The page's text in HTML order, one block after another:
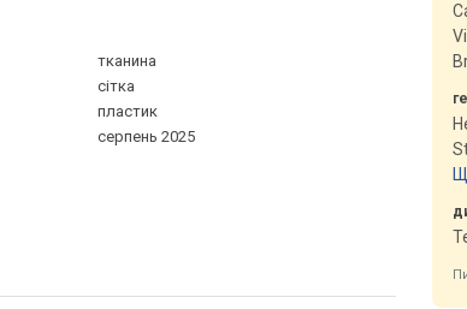
тканина
сітка
пластик
серпень 2025